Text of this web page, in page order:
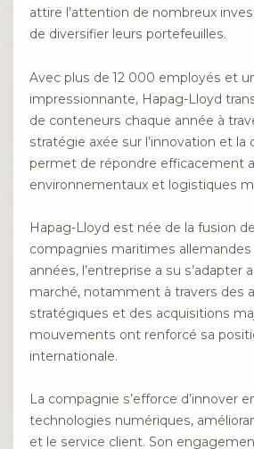
attire l’attention de nombreux
de diversifier leurs portefeuilles.
Avec plus de 12 000 employés et
impressionnante, Hapag-Lloyd
de conteneurs chaque année à
stratégie axée sur l’innovation et la
permet de répondre efficacement
environnementaux et logistiques
Hapag-Lloyd est née de la fusion
compagnies maritimes allemandes
années, l’entreprise a su s’adapter
marché, notamment à travers des
stratégiques et des acquisitions
mouvements ont renforcé sa
internationale.
La compagnie s’efforce d’innover
technologies numériques,
et le service client. Son